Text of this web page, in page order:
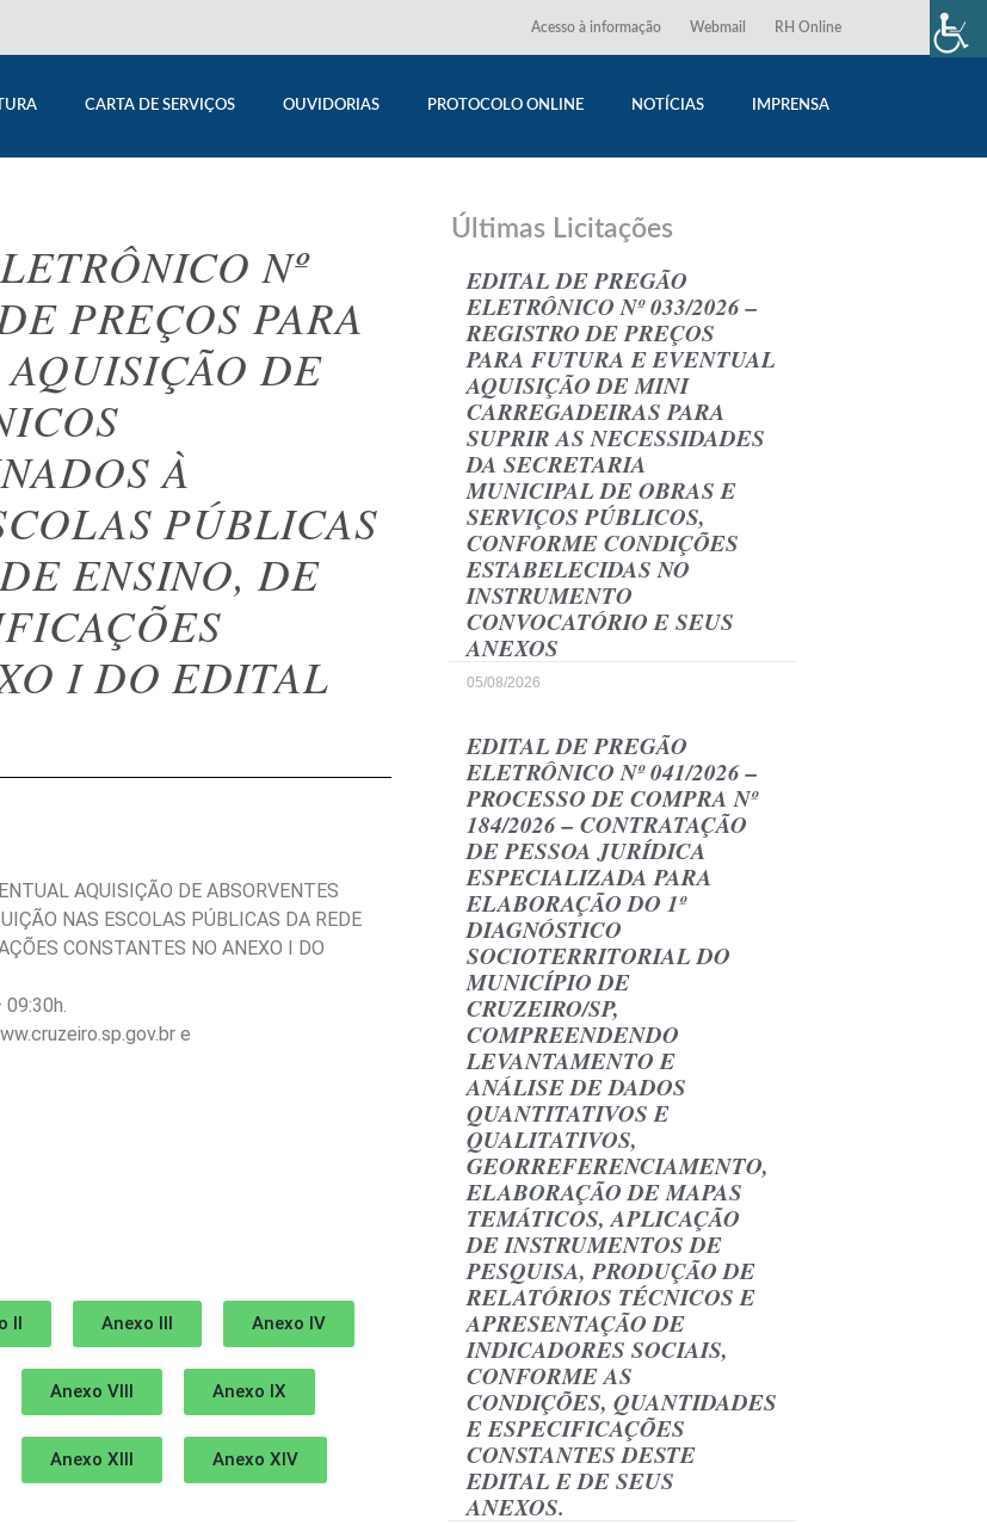
Acesso à informação Webmail RH Online
CARTA DE SERVIÇOS OUVIDORIAS PROTOCOLO ONLINE NOTÍCIAS IMPRENSA
Nº
PREÇOS PARA
DE
À
PÚBLICAS
ENSINO, DE
I DO EDITAL
AQUISIÇÃO DE ABSORVENTES
NAS ESCOLAS PÚBLICAS DA REDE
CONSTANTES NO ANEXO I DO
e
II Anexo III Anexo IV
Anexo VIII Anexo IX
Anexo XIII Anexo XIV
Últimas Licitações
EDITAL DE PREGÃO
ELETRÔNICO Nº 033/2026 –
REGISTRO DE PREÇOS
PARA FUTURA E EVENTUAL
AQUISIÇÃO DE MINI
CARREGADEIRAS PARA
SUPRIR AS NECESSIDADES
DA SECRETARIA
MUNICIPAL DE OBRAS E
SERVIÇOS PÚBLICOS,
CONFORME CONDIÇÕES
ESTABELECIDAS NO
INSTRUMENTO
CONVOCATÓRIO E SEUS
ANEXOS
05/08/2026
EDITAL DE PREGÃO
ELETRÔNICO Nº 041/2026 –
PROCESSO DE COMPRA Nº
184/2026 – CONTRATAÇÃO
DE PESSOA JURÍDICA
ESPECIALIZADA PARA
ELABORAÇÃO DO 1º
DIAGNÓSTICO
SOCIOTERRITORIAL DO
MUNICÍPIO DE
CRUZEIRO/SP,
COMPREENDENDO
LEVANTAMENTO E
ANÁLISE DE DADOS
QUANTITATIVOS E
QUALITATIVOS,
GEORREFERENCIAMENTO,
ELABORAÇÃO DE MAPAS
TEMÁTICOS, APLICAÇÃO
DE INSTRUMENTOS DE
PESQUISA, PRODUÇÃO DE
RELATÓRIOS TÉCNICOS E
APRESENTAÇÃO DE
INDICADORES SOCIAIS,
CONFORME AS
CONDIÇÕES, QUANTIDADES
E ESPECIFICAÇÕES
CONSTANTES DESTE
EDITAL E DE SEUS
ANEXOS.